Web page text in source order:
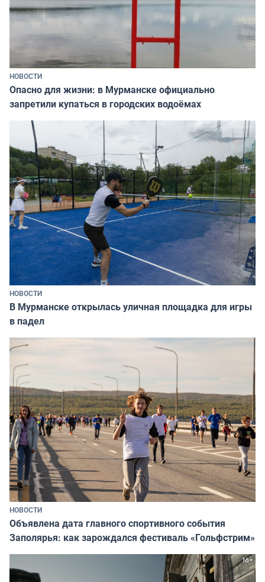
НОВОСТИ
Опасно для жизни: в Мурманске официально
запретили купаться в городских водоёмах
НОВОСТИ
В Мурманске открылась уличная площадка для игры
в падел
НОВОСТИ
Объявлена дата главного спортивного события
Заполярья: как зарождался фестиваль «Гольфстрим»